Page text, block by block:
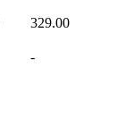
329.00
-